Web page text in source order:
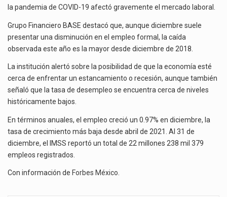
la pandemia de COVID-19 afectó gravemente el mercado laboral.
Grupo Financiero BASE destacó que, aunque diciembre suele
presentar una disminución en el empleo formal, la caída
observada este año es la mayor desde diciembre de 2018.
La institución alertó sobre la posibilidad de que la economía esté
cerca de enfrentar un estancamiento o recesión, aunque también
señaló que la tasa de desempleo se encuentra cerca de niveles
históricamente bajos.
En términos anuales, el empleo creció un 0.97% en diciembre, la
tasa de crecimiento más baja desde abril de 2021. Al 31 de
diciembre, el IMSS reportó un total de 22 millones 238 mil 379
empleos registrados.
Con información de Forbes México.